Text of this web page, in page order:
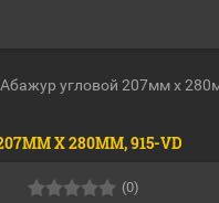
Абажур угловой 207мм х
Х 280ММ, 915-VD
(0)